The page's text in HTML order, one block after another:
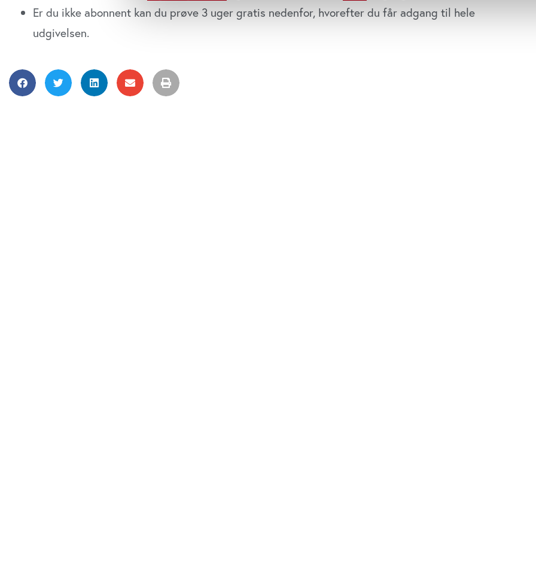
Vi bruger cookies til at tilpasse vores indhold og annoncer, til at vise dig funktioner til sociale
vores trafik. Vi deler også oplysninger om din brug af vores website med vores partnere
dem, eller som de har indsamlet fra din brug af deres tjenester. Du samtykker til vores
anvende vores hjemmeside.
Er du ikke abonnent kan du prøve 3 uger gratis nedenfor, hvorefter du får adgang til hele
udgivelsen.